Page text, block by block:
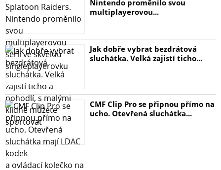
Nintendo proměnilo svou
multiplayerovou...
Jak dobře vybrat bezdrátová
sluchátka. Velká zajistí ticho...
CMF Clip Pro se připnou přímo na
ucho. Otevřená sluchátka...